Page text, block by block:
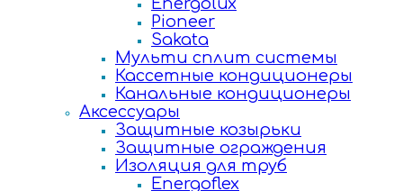
Energolux
Pioneer
Sakata
Мульти сплит системы
Кассетные кондиционеры
Канальные кондиционеры
Аксессуары
Защитные козырьки
Защитные ограждения
Изоляция для труб
Energoflex